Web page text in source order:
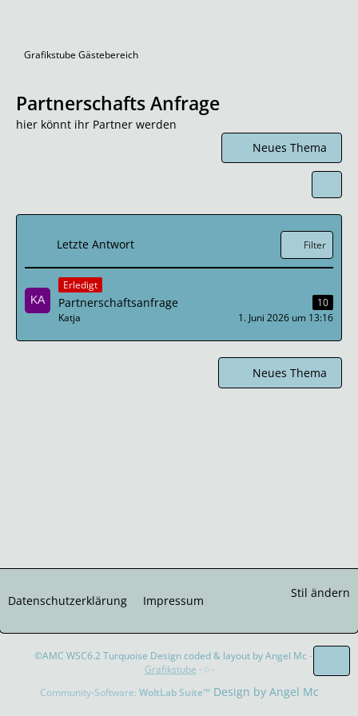
Grafikstube Gästebereich
Partnerschafts Anfrage
hier könnt ihr Partner werden
Neues Thema
Letzte Antwort Filter
Erledigt
Partnerschaftsanfrage
10
Katja
1. Juni 2026 um 13:16
Neues Thema
Stil ändern
Datenschutzerklärung Impressum
©AMC WSC6.2 Turquoise Design coded & layout by Angel Mc -☆-
Grafikstube -☆-
Community-Software: WoltLab Suite™